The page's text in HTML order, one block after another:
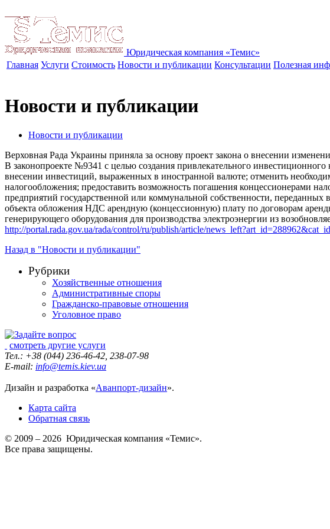
Юридическая компания «Темис»
Главная Услуги Стоимость Новости и публикации Консультации Полезная
Новости и публикации
Новости и публикации
Верховная Рада Украины приняла за основу проект закона о внесении
В законопроекте №9341 с целью создания привлекательного
внесении инвестиций, выраженных в иностранной валюте; отменить
налогообложения; предоставить возможность погашения концессионерами
предприятий государственной или коммунальной собственности,
объекта обложения НДС арендную (концессионную) плату по договорам
генерирующего оборудования для производства электроэнергии из
http://portal.rada.gov.ua/rada/control/ru/publish/article/
Назад в "Новости и публикации"
Рубрики
Хозяйственные отношения
Административные споры
Гражданско-правовые отношения
Уголовное право
смотреть другие услуги
Тел.: +38 (044) 236-46-42, 238-07-98
E-mail: info@temis.kiev.ua
Дизайн и разработка «Аванпорт-дизайн».
Карта сайта
Обратная связь
© 2009 – 2026 Юридическая компания «Темис».
Все права защищены.